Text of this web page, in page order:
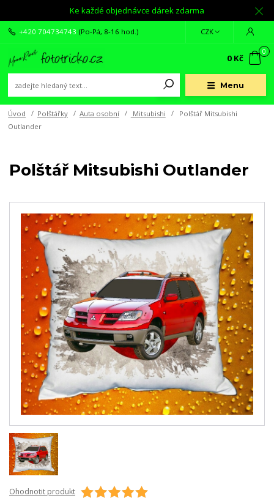
Ke každé objednávce dárek zdarma
Menu
CZK
+420 704734743 (Po-Pá, 8-16 hod.)
0
0 Kč
Úvod Polštářky Auta osobní Mitsubishi
Polštář Mitsubishi
Outlander
Polštář Mitsubishi Outlander
Ohodnotit produkt